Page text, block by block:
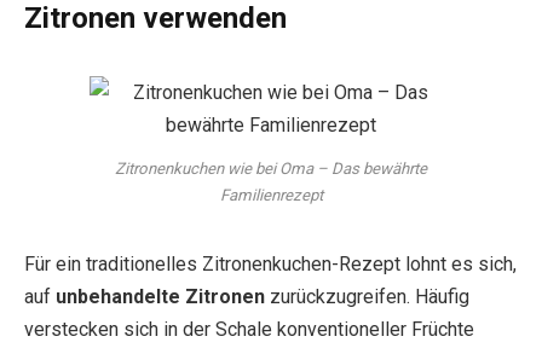
Zitronen verwenden
Zitronenkuchen wie bei Oma – Das bewährte
Familienrezept
Für ein traditionelles Zitronenkuchen-Rezept lohnt es sich,
auf unbehandelte Zitronen zurückzugreifen. Häufig
verstecken sich in der Schale konventioneller Früchte